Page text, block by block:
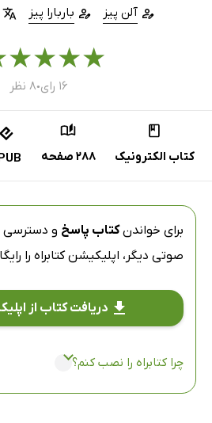
آلن پیز باربارا پیز
★
★
★
★
۱۶ رای ● ۸ نظر
کتاب الکترونیک 288 صفحه
برای خواندنکتاب پاسخ و دسترسی
صوتی دیگر، اپلیکیشن کتابراه را
دریافت کتاب از
چرا کتابراه را نصب کنم؟